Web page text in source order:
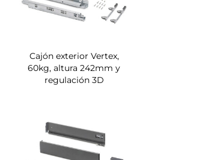
Cajón exterior Vertex,
60kg, altura 242mm y
regulación 3D